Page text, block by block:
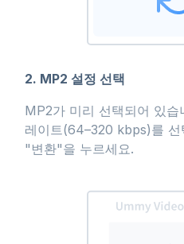
2. MP2 설정 선택
MP2가 미리 선택되어 있
레이트(64–320 kbps)를 선
"변환"을 누르세요.